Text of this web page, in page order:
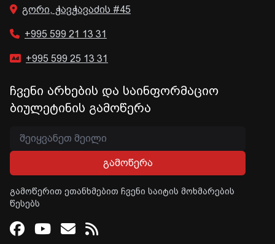
გორი, ჭავჭავაძის #45
+995 599 21 13 31
+995 599 25 13 31
ჩვენი არხების და საინფორმაციო
ბიულეტინის გამოწერა
გამოწერა
გამოწერით ეთანხმებით ჩვენი საიტის მოხმარების
წესებს
Facebook
Youtube
Email
RSS